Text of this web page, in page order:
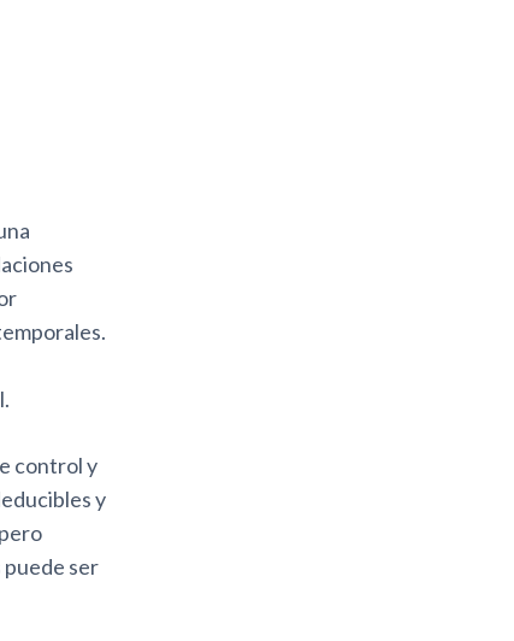
control y
y
puede ser